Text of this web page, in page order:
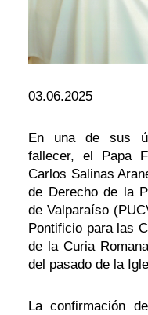
03.06.2025
En una de sus
fallecer, el Papa
Carlos Salinas
de Derecho de la
de Valparaíso
Pontificio para las
de la Curia
del pasado de la
La confirmación